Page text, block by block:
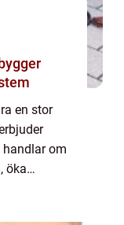
en stor
handlar om
öka